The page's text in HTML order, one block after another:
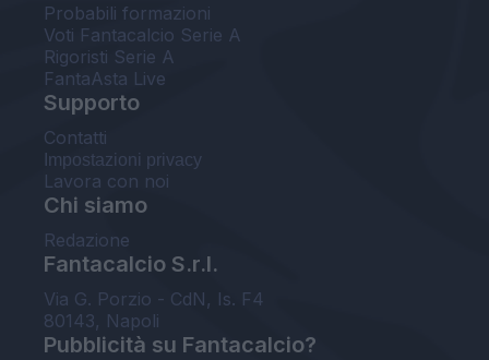
Probabili formazioni
Voti Fantacalcio Serie A
Rigoristi Serie A
FantaAsta Live
Supporto
Contatti
Impostazioni privacy
Lavora con noi
Chi siamo
Redazione
Fantacalcio S.r.l.
Via G. Porzio - CdN, Is. F4
80143, Napoli
Pubblicità su Fantacalcio?